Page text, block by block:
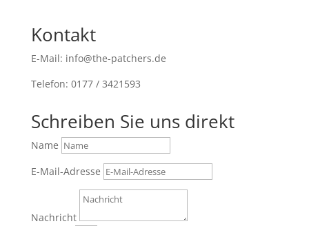
Kontakt
E-Mail: info@the-patchers.de
Telefon: 0177 / 3421593
Schreiben Sie uns direkt
Name
E-Mail-Adresse
Nachricht